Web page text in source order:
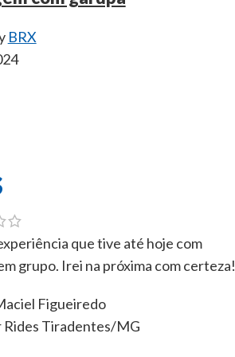
BRX
que tive até hoje com
grupo. Irei na próxima com certeza!
Figueiredo
Rides Tiradentes/MG